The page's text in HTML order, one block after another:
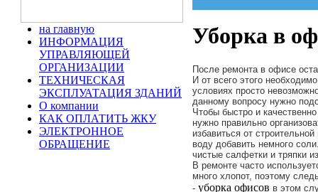
на главную
ИНФОРМАЦИЯ
УПРАВЛЯЮЩЕЙ
ОРГАНИЗАЦИИ
ТЕХНИЧЕСКАЯ
ЭКСПЛУАТАЦИЯ ЗДАНИЙ
О компании
КАК ОПЛАТИТЬ ЖКУ
ЭЛЕКТРОННОЕ
ОБРАЩЕНИЕ
Уборка в
После ремонта в офисе
И от всего этого
условиях просто
данному вопросу нужно
Чтобы быстро и
нужно правильно
избавиться от
воду добавить немного
чистые салфетки и тряпки
В ремонте часто
много хлопот, поэтому
- уборка офисов в этом